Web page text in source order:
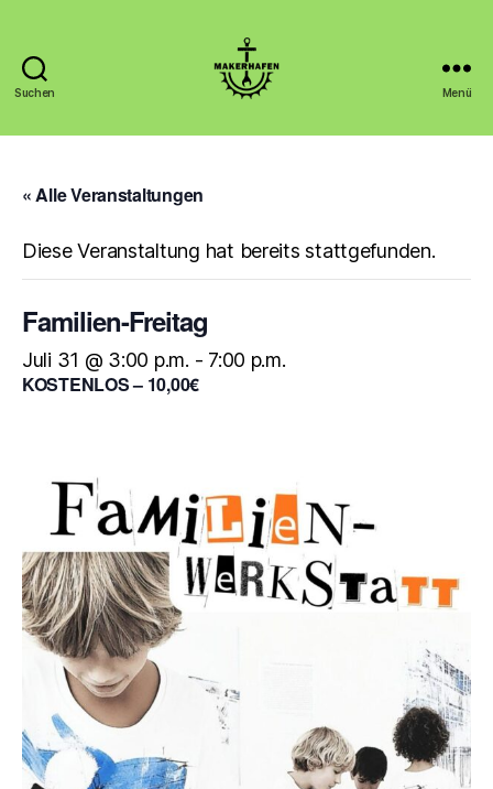
Suchen Menü
« Alle Veranstaltungen
Diese Veranstaltung hat bereits stattgefunden.
Familien-Freitag
Juli 31 @ 3:00 p.m. - 7:00 p.m.
KOSTENLOS – 10,00€